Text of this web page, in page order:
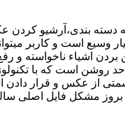
بندی،آرشیو کردن
وسیع است و کاربر
بردن اشیاء
روشن است که با
عکس و قرار دادن
مشکل فایل اصلی